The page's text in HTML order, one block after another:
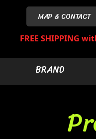
MAP & CONTACT
FREE SHIPPING
BRAND